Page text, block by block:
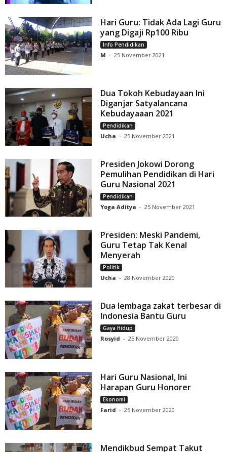
Hari Guru: Tidak Ada Lagi Guru
yang Digaji Rp100 Ribu
Info Pendidikan
M - 25 November 2021
Dua Tokoh Kebudayaan Ini
Diganjar Satyalancana
Kebudayaaan 2021
Pendidikan
Ucha - 25 November 2021
Presiden Jokowi Dorong
Pemulihan Pendidikan di Hari
Guru Nasional 2021
Pendidikan
Yoga Aditya - 25 November 2021
Presiden: Meski Pandemi,
Guru Tetap Tak Kenal
Menyerah
Politik
Ucha - 28 November 2020
Dua lembaga zakat terbesar di
Indonesia Bantu Guru
Gaya Hidup
Rosyid - 25 November 2020
Hari Guru Nasional, Ini
Harapan Guru Honorer
Ekonomi
Farid - 25 November 2020
Mendikbud Sempat Takut